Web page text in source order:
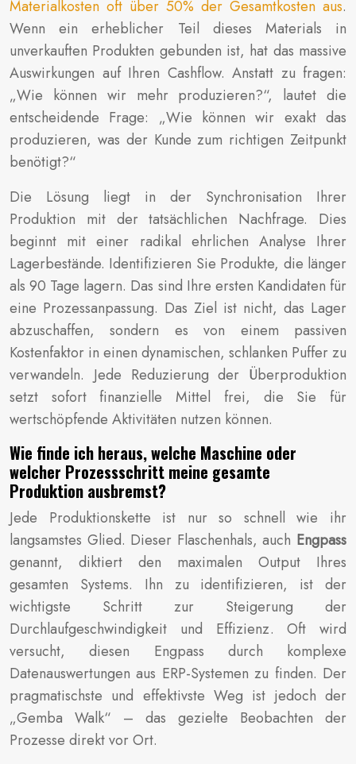
Materialkosten oft über 50% der Gesamtkosten aus.
Wenn ein erheblicher Teil dieses Materials in
unverkauften Produkten gebunden ist, hat das massive
Auswirkungen auf Ihren Cashflow. Anstatt zu fragen:
„Wie können wir mehr produzieren?“, lautet die
entscheidende Frage: „Wie können wir exakt das
produzieren, was der Kunde zum richtigen Zeitpunkt
benötigt?“
Die Lösung liegt in der Synchronisation Ihrer
Produktion mit der tatsächlichen Nachfrage. Dies
beginnt mit einer radikal ehrlichen Analyse Ihrer
Lagerbestände. Identifizieren Sie Produkte, die länger
als 90 Tage lagern. Das sind Ihre ersten Kandidaten für
eine Prozessanpassung. Das Ziel ist nicht, das Lager
abzuschaffen, sondern es von einem passiven
Kostenfaktor in einen dynamischen, schlanken Puffer zu
verwandeln. Jede Reduzierung der Überproduktion
setzt sofort finanzielle Mittel frei, die Sie für
wertschöpfende Aktivitäten nutzen können.
Wie finde ich heraus, welche Maschine oder
welcher Prozessschritt meine gesamte
Produktion ausbremst?
Jede Produktionskette ist nur so schnell wie ihr
langsamstes Glied. Dieser Flaschenhals, auch Engpass
genannt, diktiert den maximalen Output Ihres
gesamten Systems. Ihn zu identifizieren, ist der
wichtigste Schritt zur Steigerung der
Durchlaufgeschwindigkeit und Effizienz. Oft wird
versucht, diesen Engpass durch komplexe
Datenauswertungen aus ERP-Systemen zu finden. Der
pragmatischste und effektivste Weg ist jedoch der
„Gemba Walk“ – das gezielte Beobachten der
Prozesse direkt vor Ort.